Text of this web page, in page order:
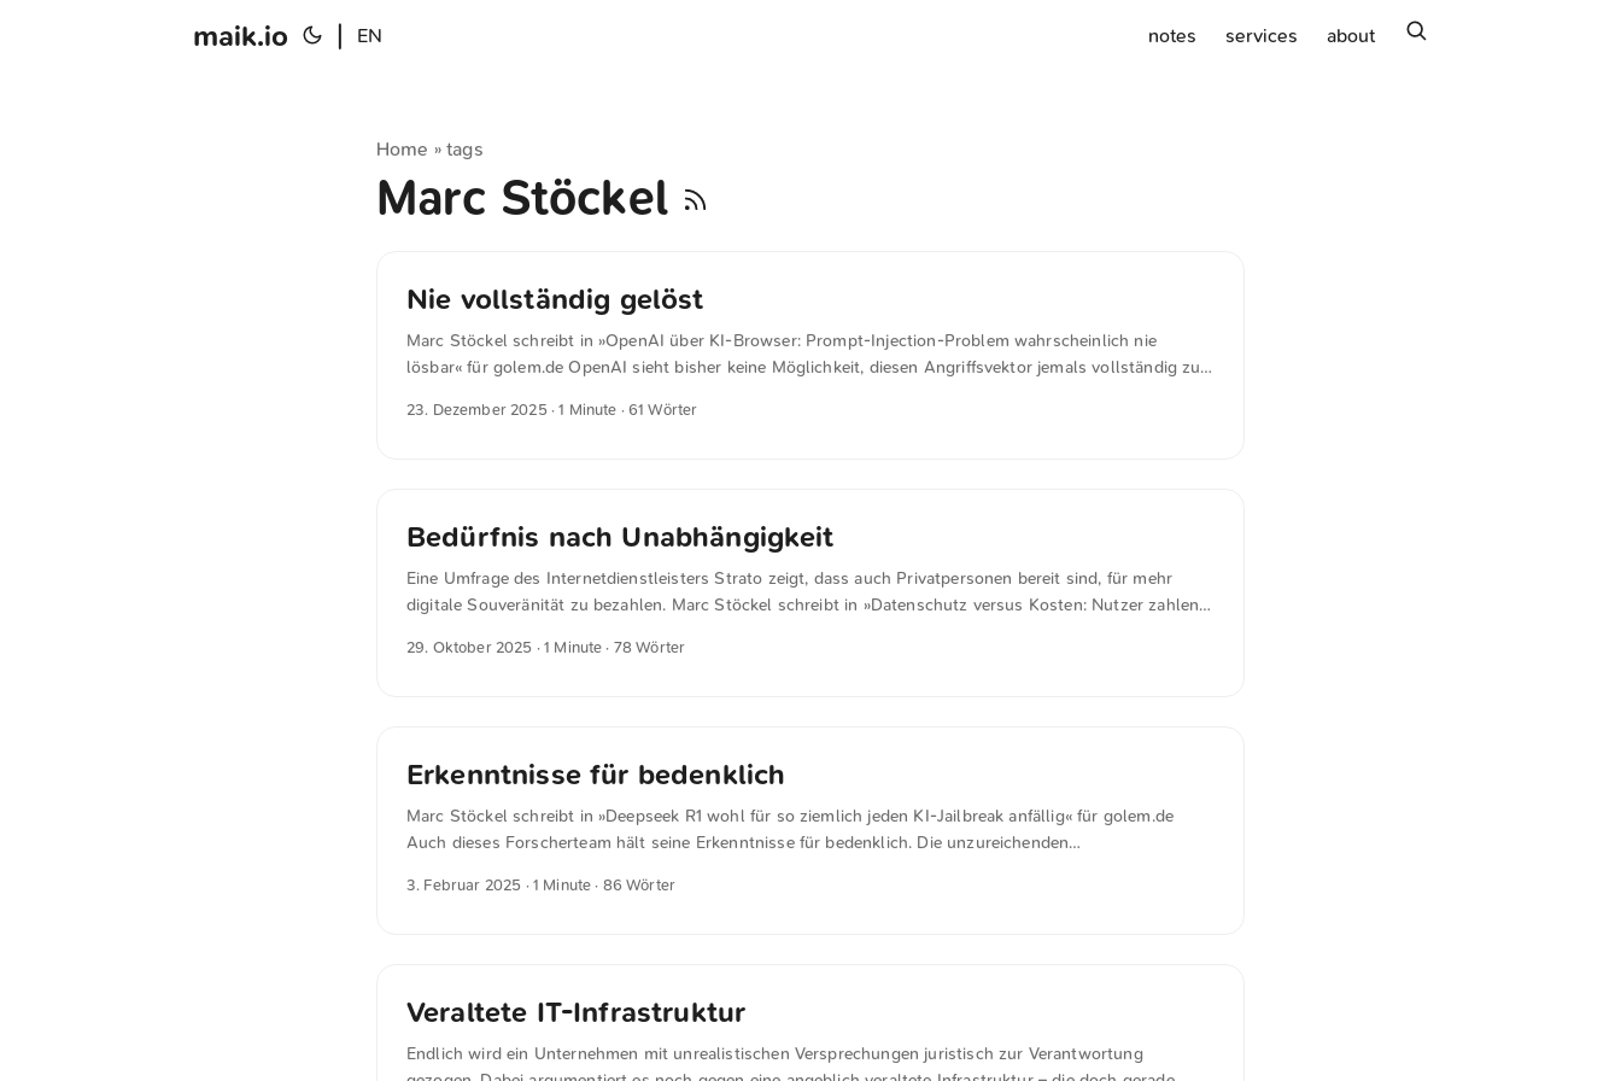
maik.io EN notes services about
Home »tags
Marc Stöckel
Nie vollständig gelöst
Marc Stöckel schreibt in »OpenAI über KI-Browser: Prompt-Injection-Problem wahrscheinlich nie
lösbar« für golem.de OpenAI sieht bisher keine Möglichkeit, diesen Angriffsvektor jemals vollständig zu
werden, ähnlich wie Betrug und Social Engineering im Internet, wahrscheinlich nie vollständig ‘gelöst’
23. Dezember 2025 · 1 Minute · 61 Wörter
Bedürfnis nach Unabhängigkeit
Eine Umfrage des Internetdienstleisters Strato zeigt, dass auch Privatpersonen bereit sind, für mehr
digitale Souveränität zu bezahlen. Marc Stöckel schreibt in »Datenschutz versus Kosten: Nutzer zahlen
Bedürfnis nach Unabhängigkeit von in den USA gehosteten Clouddiensten nicht nur bei Organisationen,
29. Oktober 2025 · 1 Minute · 78 Wörter
Erkenntnisse für bedenklich
Marc Stöckel schreibt in »Deepseek R1 wohl für so ziemlich jeden KI-Jailbreak anfällig« für golem.de
Auch dieses Forscherteam hält seine Erkenntnisse für bedenklich. Die unzureichenden
beispielsweise nach Anleitungen für die Erstellung von Molotow-Cocktails, Keyloggern und Tools zur
3. Februar 2025 · 1 Minute · 86 Wörter
Veraltete IT-Infrastruktur
Endlich wird ein Unternehmen mit unrealistischen Versprechungen juristisch zur Verantwortung